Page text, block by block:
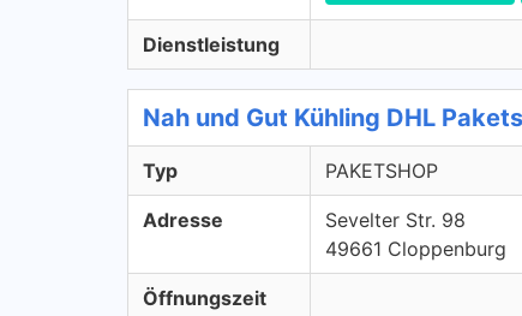
Dienstleistung
Nah und Gut Kühling DHL
Typ PAKETSHOP
Adresse
Sevelter Str. 98
49661 Cloppenburg
Öffnungszeit